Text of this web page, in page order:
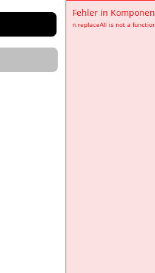
Fehler in
n.replaceAll is not a